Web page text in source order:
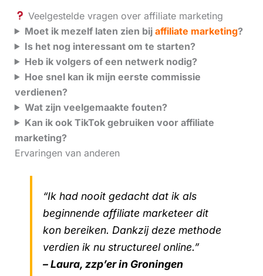
Veelgestelde vragen over affiliate marketing
Moet ik mezelf laten zien bij affiliate marketing?
Is het nog interessant om te starten?
Heb ik volgers of een netwerk nodig?
Hoe snel kan ik mijn eerste commissie
verdienen?
Wat zijn veelgemaakte fouten?
Kan ik ook TikTok gebruiken voor affiliate
marketing?
Ervaringen van anderen
“Ik had nooit gedacht dat ik als
beginnende affiliate marketeer dit
kon bereiken. Dankzij deze methode
verdien ik nu structureel online.”
– Laura, zzp’er in Groningen